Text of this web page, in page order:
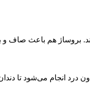
بروساژ هم باعث
درد انجام می‌شود تا